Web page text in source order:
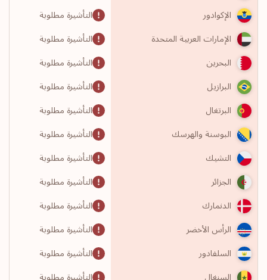
الإكوادور
التأشيرة مطلوبة
الإمارات العربية المتحدة
التأشيرة مطلوبة
البحرين
التأشيرة مطلوبة
البرازيل
التأشيرة مطلوبة
البرتغال
التأشيرة مطلوبة
البوسنة والهرسك
التأشيرة مطلوبة
التشيك
التأشيرة مطلوبة
الجزائر
التأشيرة مطلوبة
الدنمارك
التأشيرة مطلوبة
الرأس الأخضر
التأشيرة مطلوبة
السلفادور
التأشيرة مطلوبة